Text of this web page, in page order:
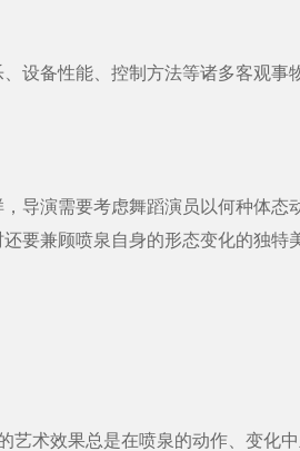
备性能、控制方法等诸多客观事
演需要考虑舞蹈演员以何种体态
要兼顾喷泉自身的形态变化的独特
术效果总是在喷泉的动作、变化中